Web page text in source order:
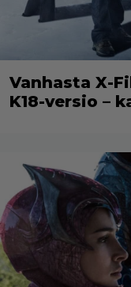
Vanhasta X-
K18-versio –